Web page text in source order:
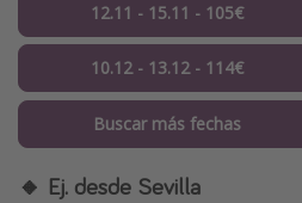
12.11 - 15.11 - 105€
10.12 - 13.12 - 114€
Buscar más fechas
🔸 Ej. desde Sevilla